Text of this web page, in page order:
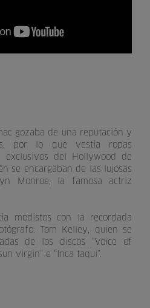
gozaba de una reputación y
por lo que vestía ropas
exclusivos del Hollywood de
se encargaban de las lujosas
Monroe, la famosa actriz
modistos con la recordada
Tom Kelley, quien se
de los discos “Voice of
virgin” e “Inca taqui”.